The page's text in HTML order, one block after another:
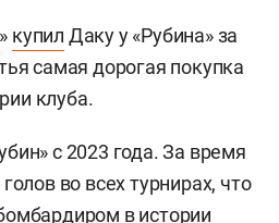
купил Даку у «Рубина» за
самая дорогая покупка
клуба.
с 2023 года. За время
во всех турнирах, что
в истории